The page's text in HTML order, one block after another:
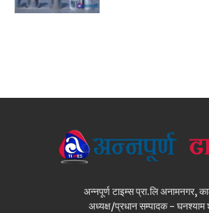
अन्नपूर्ण टाइम्स प्रा.लि अनामनगर,
अध्यक्ष/प्रधान सम्पादक - घनश्याम